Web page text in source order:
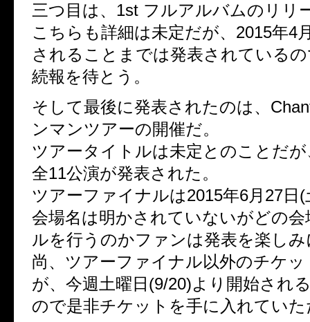
三つ目は、1st フルアルバムのリリ
こちらも詳細は未定だが、2015年4
されることまでは発表されている
続報を待とう。
そして最後に発表されたのは、
ンマンツアーの開催だ。
ツアータイトルは未定とのことだが
全11公演が発表された。
ツアーファイナルは2015年6月27日(
会場名は明かされていないがどの
ルを行うのかファンは発表を楽し
尚、ツアーファイナル以外のチケッ
が、今週土曜日(9/20)より開始され
ので是非チケットを手に入れてい